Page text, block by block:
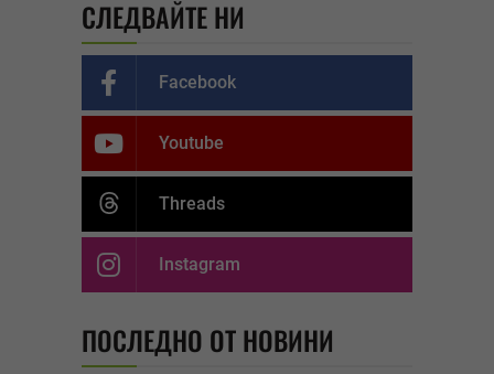
СЛЕДВАЙТЕ НИ
Facebook
Youtube
Threads
Instagram
ПОСЛЕДНО ОТ НОВИНИ